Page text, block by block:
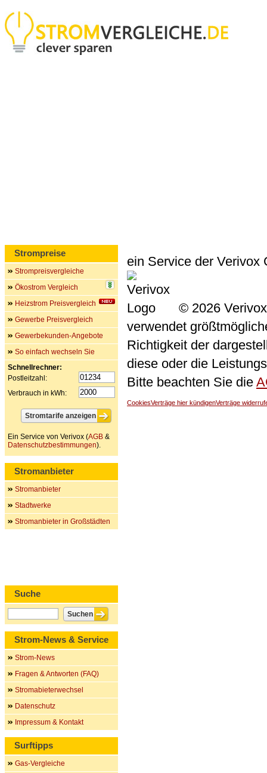
ein Service der Verivox
© 2026
verwendet
Richtigkeit der
diese oder die
Bitte beachten Sie die
CookiesVerträge hier kündigenVerträge
Strompreise
Strompreisvergleiche
Ökostrom Vergleich
Heizstrom Preisvergleich
Gewerbe Preisvergleich
Gewerbekunden-Angebote
So einfach wechseln Sie
Schnellrechner:
Postleitzahl:
Verbrauch in kWh:
Ein Service von Verivox (AGB &
Datenschutzbestimmungen).
Stromanbieter
Stromanbieter
Stadtwerke
Stromanbieter in Großstädten
Suche
Strom-News & Service
Strom-News
Fragen & Antworten (FAQ)
Stromabieterwechsel
Datenschutz
Impressum & Kontakt
Surftipps
Gas-Vergleiche